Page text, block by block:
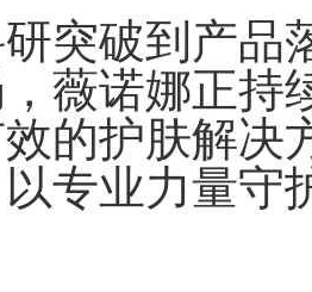
破到产品
薇诺娜正持
的护肤解决
专业力量守